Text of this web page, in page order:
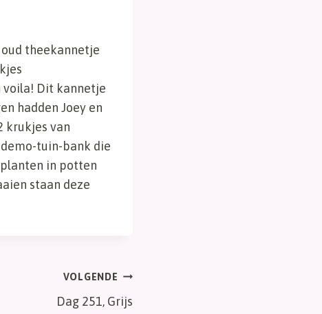
theekannetje
voila! Dit kannetje
hadden Joey en
krukjes van
tuin-bank die
in potten
staan deze
VOLGENDE
Dag 251, Grijs